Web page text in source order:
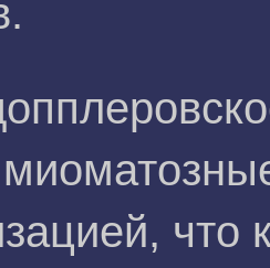
что